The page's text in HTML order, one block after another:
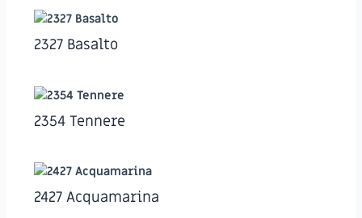
2327 Basalto
2354 Tennere
2427 Acquamarina